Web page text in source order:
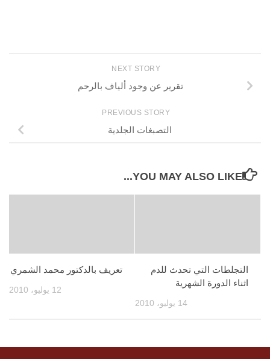
NEXT STORY
تقرير عن وجود ألياف بالرحم
PREVIOUS STORY
التصبغات الجلدية
YOU MAY ALSO LIKE...
تعريف بالدكتور محمد الشمري
12 يوليو، 2010
التجلطات التي تحدث للدم
اثناء الدورة الشهرية
14 يوليو، 2010